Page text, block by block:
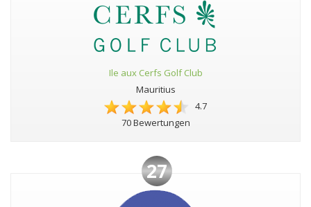
Ile aux Cerfs Golf Club
Mauritius
4.7
70 Bewertungen
27